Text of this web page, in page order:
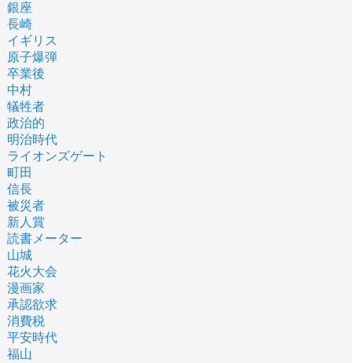
銀座
長崎
イギリス
原子爆弾
卒業後
中村
犠牲者
政治的
明治時代
ライオンズゲート
町田
信長
被災者
新人賞
読書メーター
山城
花火大会
漫画家
承認欲求
消費税
平安時代
福山